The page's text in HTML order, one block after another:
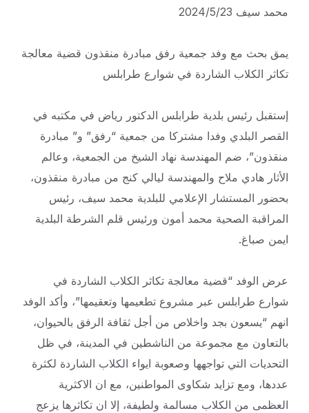
محمد سيف 2024/5/23
يمق بحث مع وفد جمعية رفق مبادرة منقذون قضية معالجة
تكاثر الكلاب الشاردة في شوارع طرابلس
إستقبل رئيس بلدية طرابلس الدكتور رياض في مكتبه في
القصر البلدي وفدا مشتركا من جمعية “رفق” و” مبادرة
منقذون”، ضم المهندسة نهاد الشيخ من الجمعية، وعالم
الأثار هادي ملاح والمهندسة ليالي كنج من مبادرة منقذون،
بحضور المستشار الإعلامي للبلدية محمد سيف، رئيس
المراقبة الصحية محمد أمون ورئيس قلم الشرطة البلدية
ايمن صباغ.
عرض الوفد “قضية معالجة تكاثر الكلاب الشاردة في
شوارع طرابلس عبر مشروع تطعيمها وتعقيمها”، وأكد الوفد
انهم “يسعون بجد واخلاص من أجل ثقافة الرفق بالحيوان،
بالتعاون مع مجموعة من الناشطين في المدينة، في ظل
التحديات التي تواجهها وصعوبة ايواء الكلاب الشاردة لكثرة
عددها، ومع تزايد شكاوى المواطنين، مع ان الاكثرية
العظمى من الكلاب مسالمة ولطيفة، إلا ان تكاثرها يزعج